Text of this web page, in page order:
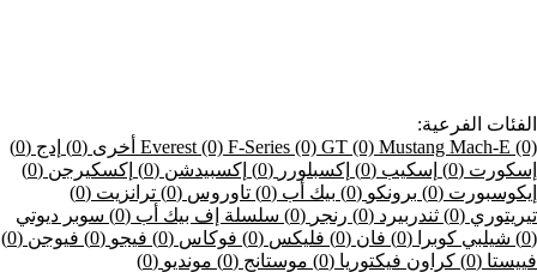
الفئات الفرعية:
Everest (0) F-Series (0) GT (0) Mustang Mach-E (0) أخرى (0) إدج (0)
إسكورت (0) إسكيب (0) إكسبلورر (0) إكسبيدشن (0) إكسكيرجن (0)
إيكوسبورت (0) برونكو (0) بيك أب (0) تاوروس (0) ترانزيت (0)
تيريتوري (0) ثندربيرد (0) رنجر (0) سلسلة إف بيك أب (0)
سوبر ديوتي
(0)
شيلبي كوبرا (0) فان (0) فليكس (0) فوكاس (0) فيجو (0) فيوجن (0)
فييستا (0) كراون فيكتوريا (0) موستانج (0) مونديو (0)